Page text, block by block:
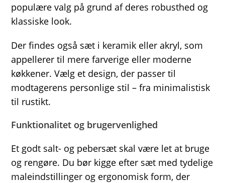
populære valg på grund af deres robusthed og
klassiske look.
Der findes også sæt i keramik eller akryl, som
appellerer til mere farverige eller moderne
køkkener. Vælg et design, der passer til
modtagerens personlige stil – fra minimalistisk
til rustikt.
Funktionalitet og brugervenlighed
Et godt salt- og pebersæt skal være let at bruge
og rengøre. Du bør kigge efter sæt med tydelige
maleindstillinger og ergonomisk form, der